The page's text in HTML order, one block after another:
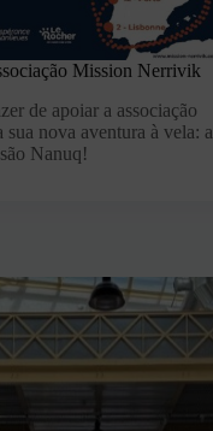
Mission Nerrivik
de apoiar a associação
nova aventura à vela: a
Nanuq!